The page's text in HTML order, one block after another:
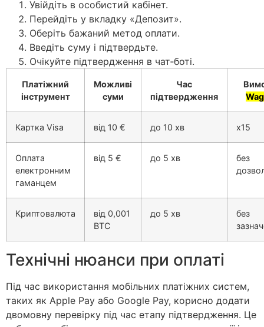
Увійдіть в особистий кабінет.
Перейдіть у вкладку «Депозит».
Оберіть бажаний метод оплати.
Введіть суму і підтвердьте.
Очікуйте підтвердження в чат‑боті.
Платіжний
інструмент
Можливі
суми
Час
підтвердження
Картка Visa від 10 € до 10 хв x15
Оплата
електронним
гаманцем
від 5 € до 5 хв
без
Криптовалюта
від 0,001
BTC
до 5 хв
без
Технічні нюанси при оплаті
Під час використання мобільних платіжних систем,
таких як Apple Pay або Google Pay, корисно додати
двомовну перевірку під час етапу підтвердження. Це